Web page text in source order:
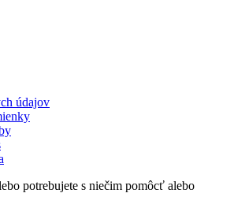
údajov
potrebujete s niečim pomôcť alebo